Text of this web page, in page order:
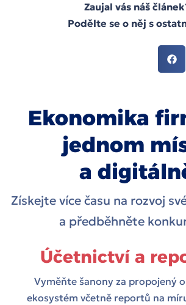
Zaujal vás náš
Podělte se o něj s
Ekonomika
jednom
a
Získejte více času na rozvoj
a předběhněte
Účetnictví a
Vyměňte šanony za propojený
ekosystém včetně reportů na